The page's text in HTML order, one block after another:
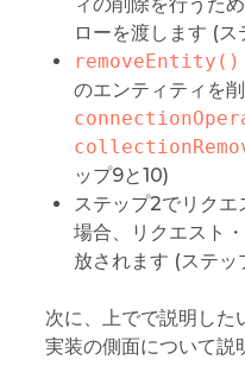
ローを渡します (ス
removeEntity()
のエンティティを
ップ9と10)
ステップ2でリクエ
場合、リクエスト
放されます (ステッ
次に、上でで説明した
実装の側面について説